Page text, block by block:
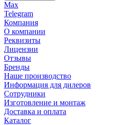
Max
Telegram
Компания
О компании
Реквизиты
Лицензии
Отзывы
Бренды
Наше производство
Информация для дилеров
Сотрудники
Изготовление и монтаж
Доставка и оплата
Каталог